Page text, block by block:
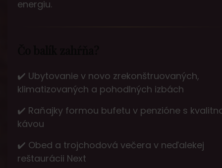
energiu.
✔️ Ubytovanie v novo zrekonštruovaných,
klimatizovaných a pohodlných izbách
✔️ Raňajky formou bufetu v penzióne s
kávou
✔️ Obed a trojchodová večera v neďalekej
reštaurácii Next